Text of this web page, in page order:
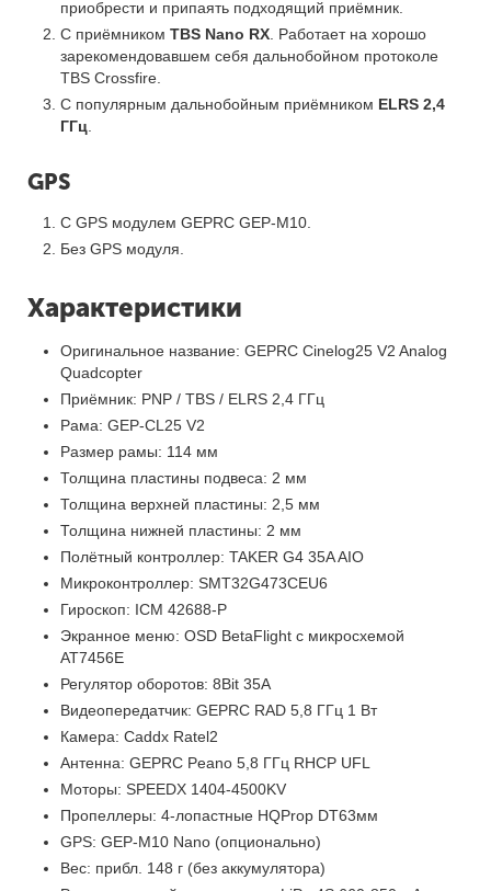
приобрести и припаять подходящий приёмник.
С приёмником TBS Nano RX . Работает на хорошо
зарекомендовавшем себя дальнобойном протоколе
TBS Crossfire.
С популярным дальнобойным приёмником ELRS 2,4
ГГц
GPS
С GPS модулем GEPRC GEP-M10.
Без GPS модуля.
Характеристики
Оригинальное название: GEPRC Cinelog25 V2 Analog
Quadcopter
Приёмник: PNP / TBS / ELRS 2,4 ГГц
Рама: GEP-CL25 V2
Размер рамы: 114 мм
Толщина пластины подвеса: 2 мм
Толщина верхней пластины: 2,5 мм
Толщина нижней пластины: 2 мм
Полётный контроллер: TAKER G4 35A AIO
Микроконтроллер: SMT32G473CEU6
Гироскоп: ICM 42688-P
Экранное меню: OSD BetaFlight с микросхемой
AT7456E
Регулятор оборотов: 8Bit 35A
Видеопередатчик: GEPRC RAD 5,8 ГГц 1 Вт
Камера: Caddx Ratel2
Антенна: GEPRC Peano 5,8 ГГц RHCP UFL
Моторы: SPEEDX 1404-4500KV
Пропеллеры: 4-лопастные HQProp DT63мм
GPS: GEP-M10 Nano (опционально)
Вес: прибл. 148 г (без аккумулятора)